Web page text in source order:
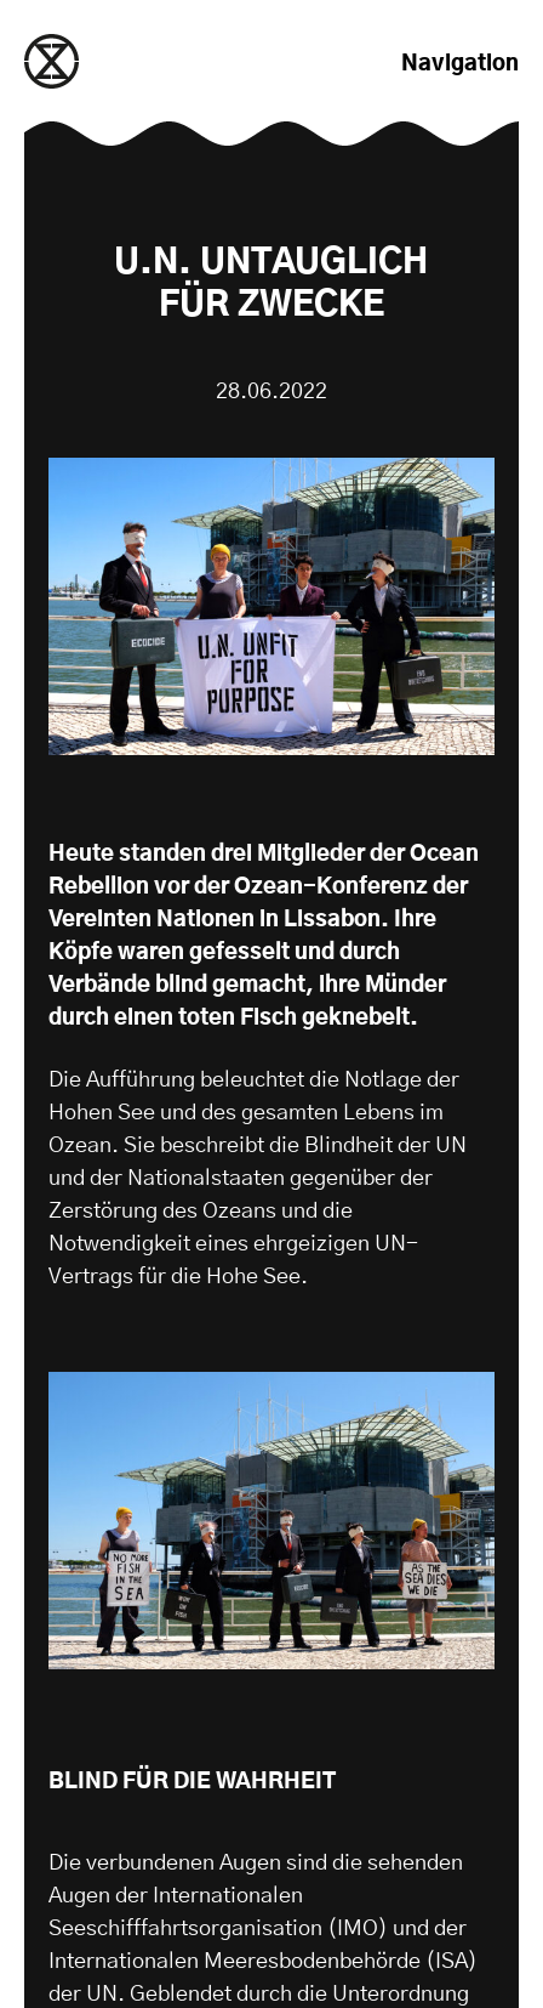
Navigation
U.N. UNTAUGLICH
FÜR ZWECKE
28.06.2022
Heute standen drei Mitglieder der Ocean
Rebellion vor der Ozean-Konferenz der
Vereinten Nationen in Lissabon. Ihre
Köpfe waren gefesselt und durch
Verbände blind gemacht, ihre Münder
durch einen toten Fisch geknebelt.
Die Aufführung beleuchtet die Notlage der
Hohen See und des gesamten Lebens im
Ozean. Sie beschreibt die Blindheit der UN
und der Nationalstaaten gegenüber der
Zerstörung des Ozeans und die
Notwendigkeit eines ehrgeizigen UN-
Vertrags für die Hohe See.
BLIND FÜR DIE WAHRHEIT
Die verbundenen Augen sind die sehenden
Augen der Internationalen
Seeschifffahrtsorganisation (IMO) und der
Internationalen Meeresbodenbehörde (ISA)
der UN. Geblendet durch die Unterordnung